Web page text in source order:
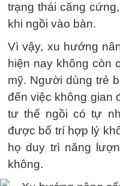
trạng thái căng
khi ngồi vào bàn.
Vì vậy, xu hướng
hiện nay không còn
mỹ. Người dùng trẻ
đến việc không gian
tư thế ngồi có tự
được bố trí hợp lý
họ duy trì năng
không.